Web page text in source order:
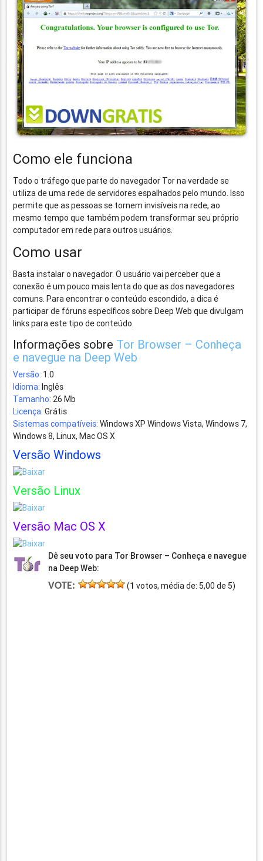
Como ele funciona
Todo o tráfego que parte do navegador Tor na verdade se
utiliza de uma rede de servidores espalhados pelo mundo. Isso
permite que as pessoas se tornem invisíveis na rede, ao
mesmo tempo que também podem transformar seu próprio
computador em rede para outros usuários.
Como usar
Basta instalar o navegador. O usuário vai perceber que a
conexão é um pouco mais lenta do que as dos navegadores
comuns. Para encontrar o conteúdo escondido, a dica é
participar de fóruns específicos sobre Deep Web que divulgam
links para este tipo de conteúdo.
Informações sobre Tor Browser – Conheça
e navegue na Deep Web
Versão: 1.0
Idioma: Inglês
Tamanho: 26 Mb
Licença: Grátis
Sistemas compatíveis: Windows XP Windows Vista, Windows 7,
Windows 8, Linux, Mac OS X
Versão Windows
Versão Linux
Versão Mac OS X
Dê seu voto para Tor Browser – Conheça e navegue
na Deep Web:
VOTE: (1 votos, média de: 5,00 de 5)